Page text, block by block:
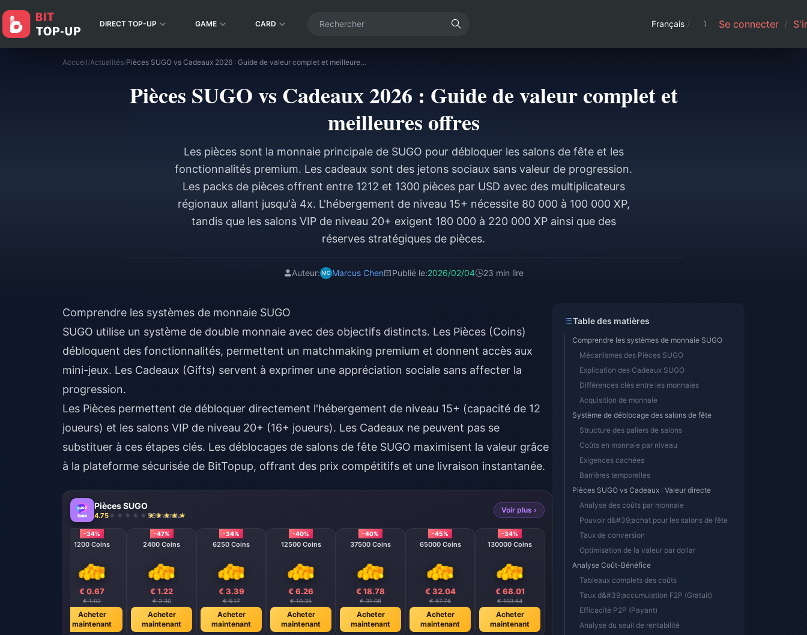
DIRECT TOP-UP GAME CARD Français / Se connecter /
Accueil/Actualités/ Pièces SUGO vs Cadeaux 2026 : Guide de valeur complet et meilleures offres
Pièces SUGO vs Cadeaux 2026 : Guide de valeur complet et
meilleures offres
Les pièces sont la monnaie principale de SUGO pour débloquer les salons de fête et les
fonctionnalités premium. Les cadeaux sont des jetons sociaux sans valeur de progression.
Les packs de pièces offrent entre 1212 et 1300 pièces par USD avec des multiplicateurs
régionaux allant jusqu'à 4x. L'hébergement de niveau 15+ nécessite 80 000 à 100 000 XP,
tandis que les salons VIP de niveau 20+ exigent 180 000 à 220 000 XP ainsi que des
réserves stratégiques de pièces.
Auteur: Marcus Chen Publié le:2026/02/04 23 min lire
Comprendre les systèmes de monnaie SUGO
SUGO utilise un système de double monnaie avec des objectifs distincts. Les Pièces (Coins)
débloquent des fonctionnalités, permettent un matchmaking premium et donnent accès aux
mini-jeux. Les Cadeaux (Gifts) servent à exprimer une appréciation sociale sans affecter la
progression.
Les Pièces permettent de débloquer directement l'hébergement de niveau 15+ (capacité de 12
joueurs) et les salons VIP de niveau 20+ (16+ joueurs). Les Cadeaux ne peuvent pas se
substituer à ces étapes clés. Les déblocages de salons de fête SUGO maximisent la valeur grâce
à la plateforme sécurisée de BitTopup, offrant des prix compétitifs et une livraison instantanée.
Pièces SUGO
4.75 590 vendu
Voir plus ›
-34%
1200 Coins
€ 0.67
€ 1.02
Acheter
maintenant
-47%
2400 Coins
€ 1.22
€ 2.30
Acheter
maintenant
-34%
6250 Coins
€ 3.39
€ 5.17
Acheter
maintenant
-40%
12500 Coins
€ 6.26
€ 10.35
Acheter
maintenant
-40%
37500 Coins
€ 18.78
€ 31.08
Acheter
maintenant
-45%
65000 Coins
€ 32.04
€ 57.76
Acheter
maintenant
-34%
130000 Coins
€ 68.01
€ 103.64
Acheter
maintenant
Table des matières
Comprendre les systèmes de monnaie SUGO
Mécanismes des Pièces SUGO
Explication des Cadeaux SUGO
Différences clés entre les monnaies
Acquisition de monnaie
Système de déblocage des salons de fête
Structure des paliers de salons
Coûts en monnaie par niveau
Exigences cachées
Barrières temporelles
Pièces SUGO vs Cadeaux : Valeur directe
Analyse des coûts par monnaie
Pouvoir d&#39;achat pour les salons de fête
Taux de conversion
Optimisation de la valeur par dollar
Analyse Coût-Bénéfice
Tableaux complets des coûts
Taux d&#39;accumulation F2P (Gratuit)
Efficacité P2P (Payant)
Analyse du seuil de rentabilité